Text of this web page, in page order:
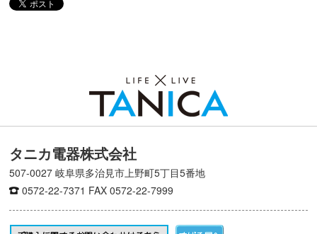
タニカ電器株式会社
507-0027 岐阜県多治見市上野町5丁目5番地
0572-22-7371 FAX 0572-22-7999